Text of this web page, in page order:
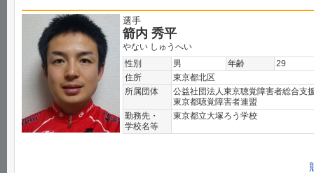
選手
箭内 秀平
やない しゅうへい
性別
男 年齢
29
住所
東京都北区
所属団体
公益社団法人東京聴覚障害者総合支
東京都聴覚障害者連盟
勤務先・
学校名等
東京都立大塚ろう学校